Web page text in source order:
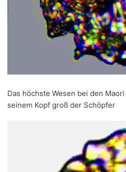
Das höchste Wesen bei den
seinem Kopf groß der Schöpfer